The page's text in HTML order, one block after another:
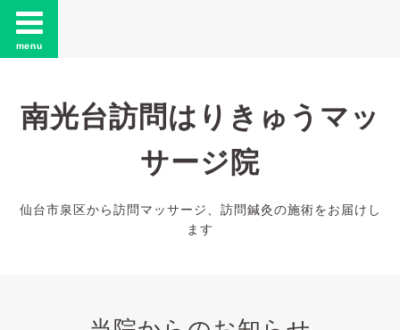
menu
南光台訪問はりきゅうマッ
サージ院
仙台市泉区から訪問マッサージ、訪問鍼灸の施術をお届けし
ます